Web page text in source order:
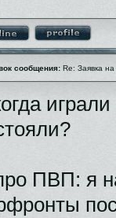
сообщения: Re: Заявка
ПВП: я